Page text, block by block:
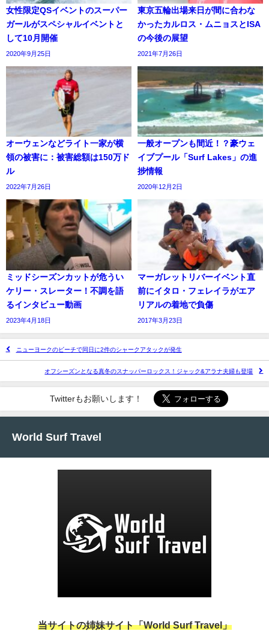
女性限定QSイベントのスーパー
ガールがスペシャルイベントと
して10月開催
2020年9月25日
東京五輪出場来日が間に合わな
かったカルロス・ムニョスとISA
の今後の展望
2021年7月26日
オーウェンなどライト一家が横
領の被害に：被害総額は150万ド
ル
2022年7月26日
一般オープンも間近！？豪ウェ
イブプール「Surf Lakes」の進
捗情報
2020年12月2日
ミッドシーズンカットが危うい
ケリー・スレーター！不調を語
るインタビュー動画
2023年4月18日
マーガレットリバーイベント直
前にイタロ・フェレイラがエア
リアルの着地で負傷
2017年3月23日
ニューヨークのビーチで同日に2件のシャークアタックが発生
オフシーズンとなる真冬のスナッパーロックス！ジャック&アラナ夫婦も登場
Twitterもお願いします！
World Surf Travel
当サイトの姉妹サイト「World Surf Travel」